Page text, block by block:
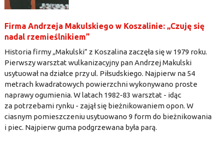
Firma Andrzeja Makulskiego w Koszalinie: „Czuję się
nadal rzemieślnikiem”
Historia firmy „Makulski” z Koszalina zaczęła się w 1979 roku.
Pierwszy warsztat wulkanizacyjny pan Andrzej Makulski
usytuował na działce przy ul. Piłsudskiego. Najpierw na 54
metrach kwadratowych powierzchni wykonywano proste
naprawy ogumienia. W latach 1982-83 warsztat - idąc
za potrzebami rynku - zajął się bieżnikowaniem opon. W
ciasnym pomieszczeniu usytuowano 9 form do bieżnikowania
i piec. Najpierw guma podgrzewana była parą.